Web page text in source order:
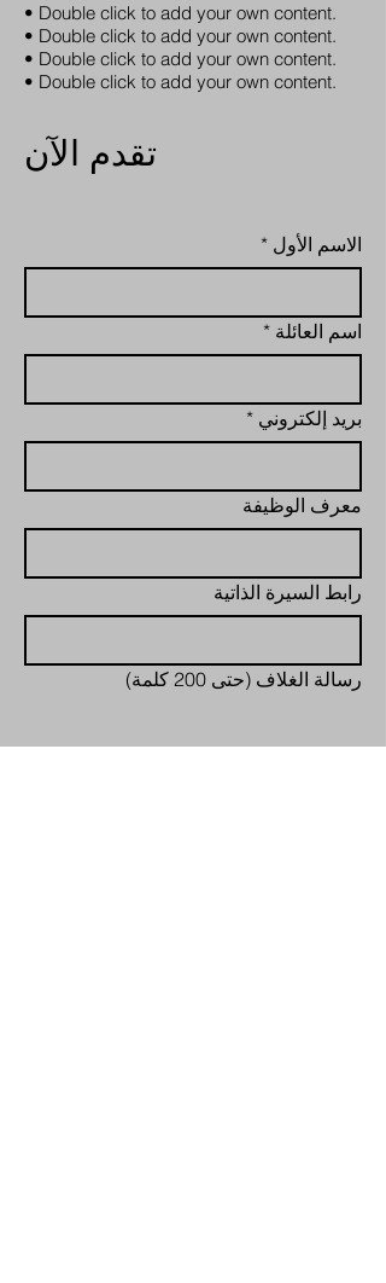
• Double click to add your own content.
• Double click to add your own content.
• Double click to add your own content.
• Double click to add your own content.
تقدم الآن
الاسم الأول *
اسم العائلة *
بريد إلكتروني *
معرف الوظيفة
رابط السيرة الذاتية
رسالة الغلاف (حتى 200 كلمة)